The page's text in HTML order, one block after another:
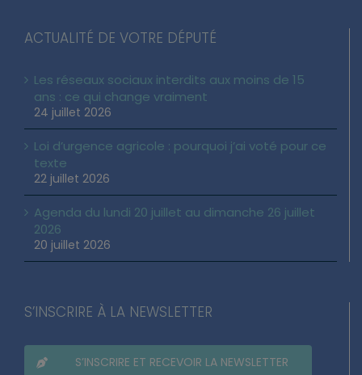
ACTUALITÉ DE VOTRE DÉPUTÉ
Les réseaux sociaux interdits aux moins de 15
ans : ce qui change vraiment
24 juillet 2026
Loi d’urgence agricole : pourquoi j’ai voté pour ce
texte
22 juillet 2026
Agenda du lundi 20 juillet au dimanche 26 juillet
2026
20 juillet 2026
S’INSCRIRE À LA NEWSLETTER
S’INSCRIRE ET RECEVOIR LA NEWSLETTER